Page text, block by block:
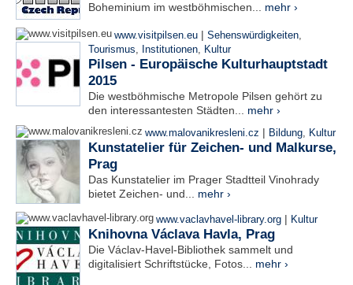
Boheminium im westböhmischen... mehr ›
www.visitpilsen.eu | Sehenswürdigkeiten,
Tourismus, Institutionen, Kultur
Pilsen - Europäische Kulturhauptstadt
2015
Die westböhmische Metropole Pilsen gehört zu
den interessantesten Städten... mehr ›
www.malovanikresleni.cz | Bildung, Kultur
Kunstatelier für Zeichen- und Malkurse,
Prag
Das Kunstatelier im Prager Stadtteil Vinohrady
bietet Zeichen- und... mehr ›
www.vaclavhavel-library.org | Kultur
Knihovna Václava Havla, Prag
Die Václav-Havel-Bibliothek sammelt und
digitalisiert Schriftstücke, Fotos... mehr ›